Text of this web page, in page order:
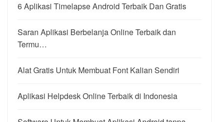
6 Aplikasi Timelapse Android Terbaik Dan Gratis
Saran Aplikasi Berbelanja Online Terbaik dan
Termu…
Alat Gratis Untuk Membuat Font Kalian Sendiri
Aplikasi Helpdesk Online Terbaik di Indonesia